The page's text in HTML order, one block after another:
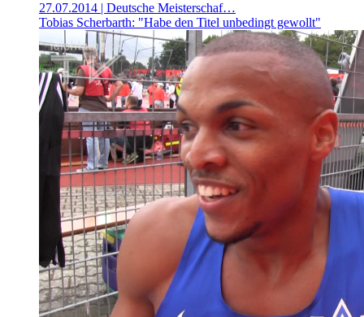
27.07.2014 | Deutsche Meisterschaf…
Tobias Scherbarth: "Habe den Titel unbedingt gewollt"